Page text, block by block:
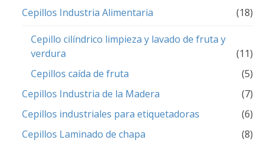
Cepillos Industria Alimentaria
(18)
Cepillo cilíndrico limpieza y lavado de fruta y
verdura
(11)
Cepillos caída de fruta
(5)
Cepillos Industria de la Madera
(7)
Cepillos industriales para etiquetadoras
(6)
Cepillos Laminado de chapa
(8)